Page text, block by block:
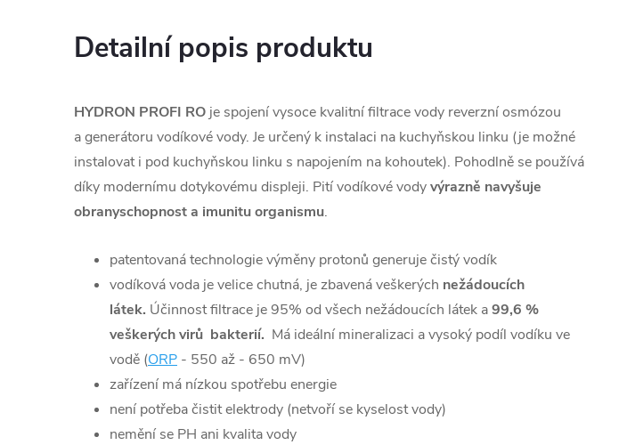
Detailní popis produktu
HYDRON PROFI RO je spojení vysoce kvalitní filtrace vody reverzní osmózou
a generátoru vodíkové vody. Je určený k instalaci na kuchyňskou linku (je možné
instalovat i pod kuchyňskou linku s napojením na kohoutek). Pohodlně se používá
díky modernímu dotykovému displeji. Pití vodíkové vodyvýrazně navyšuje
obranyschopnost a imunitu organismu.
patentovaná technologie výměny protonů generuje čistý vodík
vodíková voda je velice chutná, je zbavená veškerých nežádoucích
látek. Účinnost filtrace je 95% od všech nežádoucích látek a99,6 %
veškerých virů bakterií. Má ideální mineralizaci a vysoký podíl vodíku ve
vodě (ORP - 550 až - 650 mV)
zařízení má nízkou spotřebu energie
není potřeba čistit elektrody (netvoří se kyselost vody)
nemění se PH ani kvalita vody